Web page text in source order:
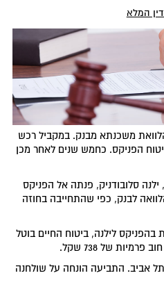
המלא
משכנתא מבנק. במקביל רכש
הפניקס. כחמש שנים לאחר מכן
סלובודניק, פנתה אל הפניקס
לבנק, כפי שהתחייבה בחוזה
לילנה, ביטוח החיים בוטל
של 738 שקל.
אביב. התביעה הונחה על שולחנה